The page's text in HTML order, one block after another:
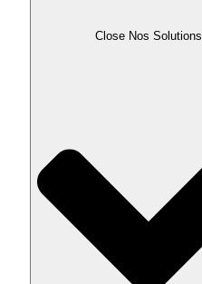
Close Nos Solutions